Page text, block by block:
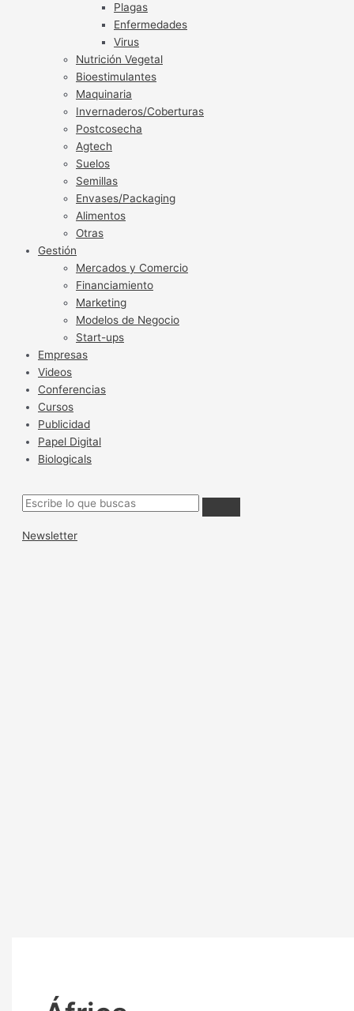
Plagas
Enfermedades
Virus
Nutrición Vegetal
Bioestimulantes
Maquinaria
Invernaderos/Coberturas
Postcosecha
Agtech
Suelos
Semillas
Envases/Packaging
Alimentos
Otras
Gestión
Mercados y Comercio
Financiamiento
Marketing
Modelos de Negocio
Start-ups
Empresas
Videos
Conferencias
Cursos
Publicidad
Papel Digital
Biologicals
Newsletter